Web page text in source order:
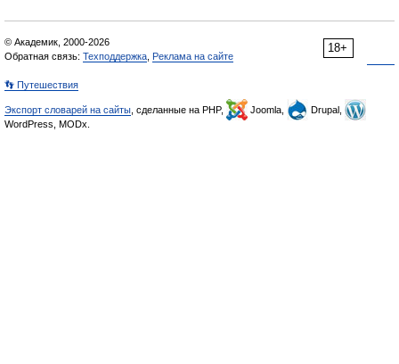
18+
© Академик, 2000-2026
Обратная связь: Техподдержка Реклама на сайте
👣 Путешествия
Экспорт словарей на сайты , сделанные на PHP, Joomla,
Drupal,
WordPress, MODx.